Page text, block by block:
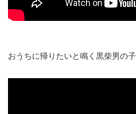
おうちに帰りたいと鳴く黒柴男の子